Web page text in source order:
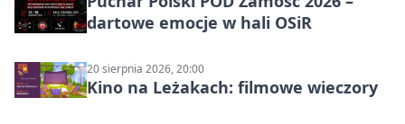
dartowe emocje w hali OSiR
20 sierpnia 2026, 20:00
Kino na Leżakach: filmowe wieczory